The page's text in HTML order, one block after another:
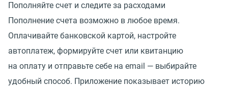
Пополняйте счет и следите за расходами
Пополнение счета возможно в любое время.
Оплачивайте банковской картой, настройте
автоплатеж, формируйте счет или квитанцию
на оплату и отправьте себе на email — выбирайте
удобный способ. Приложение показывает историю